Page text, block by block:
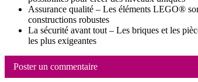
Assurance qualité – Les éléments LEGO®
constructions robustes
La sécurité avant tout – Les briques et les
les plus exigeantes
Poster un commentaire